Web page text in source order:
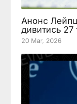
Анонс
дивитись 27
20 Mar, 2026